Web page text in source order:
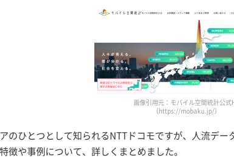
画像引用元：モバイル空間統計公式
（https://mobaku.jp/）
のひとつとして知られるNTTドコモですが、人流デ
徴や事例について、詳しくまとめました。